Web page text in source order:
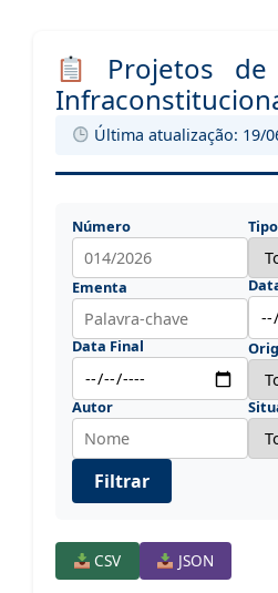
Projetos
Última atualização: 19/
Número Tipo
Ementa
Data Final
Autor
Filtrar
CSV JSON